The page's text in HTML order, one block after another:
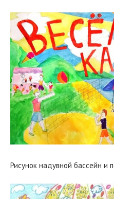
Рисунок надувной бассейн и